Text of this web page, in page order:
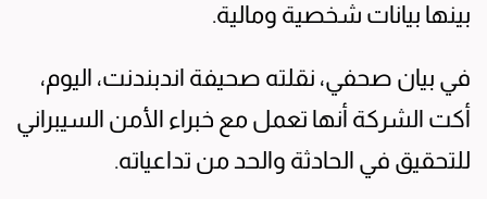
بينها بيانات شخصية ومالية.
في بيان صحفي، نقلته صحيفة اندبندنت، اليوم،
أكت الشركة أنها تعمل مع خبراء الأمن السيبراني
للتحقيق في الحادثة والحد من تداعياته.